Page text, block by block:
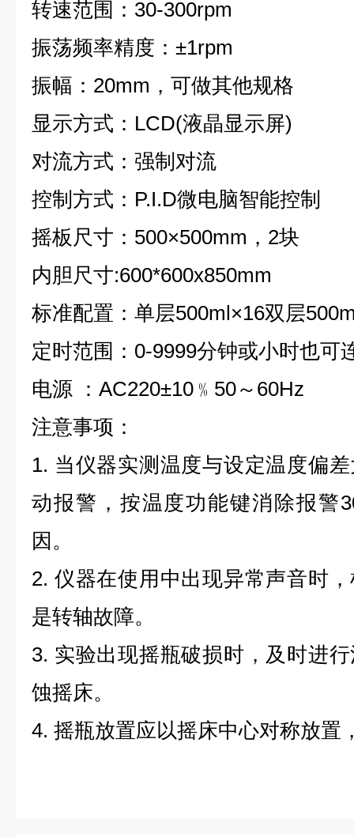
转速范围：30-300rpm
振荡频率精度：±1rpm
振幅：20mm，可做其他规格
显示方式：LCD(液晶显示屏)
对流方式：强制对流
控制方式：P.I.D微电脑智能控制
摇板尺寸：500×500mm，2块
内胆尺寸:600*600x850mm
标准配置：单层500ml×16双层
定时范围：0-9999分钟或小时也可
电源 ：AC220±10﹪50～60Hz
注意事项：
1. 当仪器实测温度与设定温度偏
动报警，按温度功能键消除报警
因。
2. 仪器在使用中出现异常声音时
是转轴故障。
3. 实验出现摇瓶破损时，及时进
蚀摇床。
4. 摇瓶放置应以摇床中心对称放置